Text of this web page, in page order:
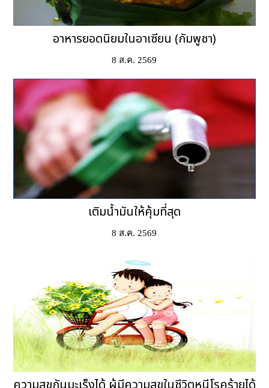
อาหารยอดนิยมในอาเซียน (กัมพูชา)
8 ส.ค. 2569
เติมน้ำมันให้คุ้มที่สุด
8 ส.ค. 2569